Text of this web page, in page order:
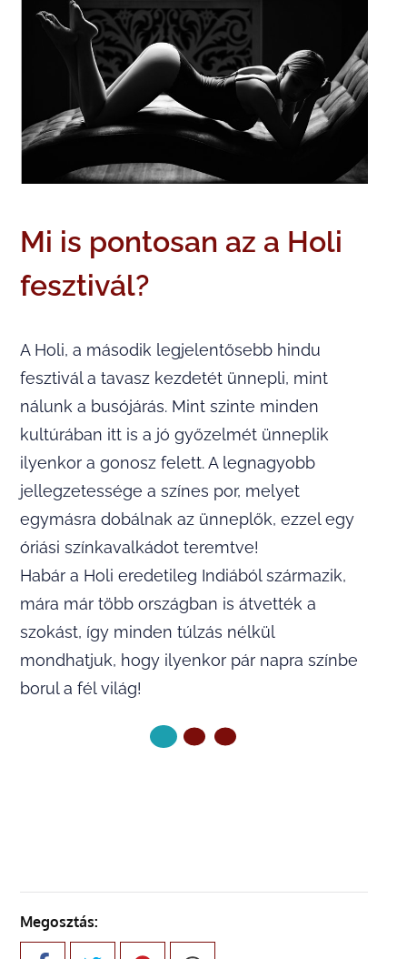
Mi is pontosan az a Holi
fesztivál?
A Holi, a második legjelentősebb hindu
fesztivál a tavasz kezdetét ünnepli, mint
nálunk a busójárás. Mint szinte minden
kultúrában itt is a jó győzelmét ünneplik
ilyenkor a gonosz felett. A legnagyobb
jellegzetessége a színes por, melyet
egymásra dobálnak az ünneplők, ezzel egy
óriási színkavalkádot teremtve!
Habár a Holi eredetileg Indiából származik,
mára már több országban is átvették a
szokást, így minden túlzás nélkül
mondhatjuk, hogy ilyenkor pár napra színbe
borul a fél világ!
Megosztás: